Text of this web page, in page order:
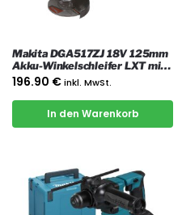
Makita DGA517ZJ 18V 125mm
Akku-Winkelschleifer LXT mit
Koffer
196.90 €inkl. MwSt.
In den Warenkorb